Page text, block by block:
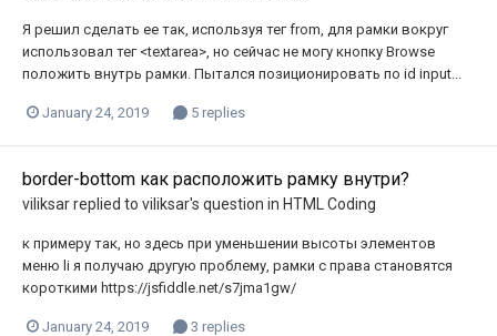
Я решил сделать ее так, используя тег from, для рамки вокруг
использовал тег <textarea>, но сейчас не могу кнопку Browse
положить внутрь рамки. Пытался позиционировать по id input...
January 24, 2019 5 replies
border-bottom как расположить рамку внутри?
viliksarreplied to viliksar's question in HTML Coding
к примеру так, но здесь при уменьшении высоты элементов
меню li я получаю другую проблему, рамки с права становятся
короткими https://jsfiddle.net/s7jma1gw/
January 24, 2019 3 replies